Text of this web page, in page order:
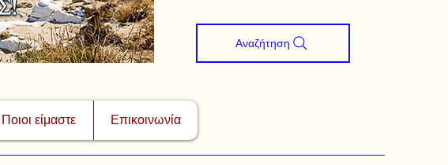
Ποιοι είμαστε Επικοινωνία
Αναζήτηση